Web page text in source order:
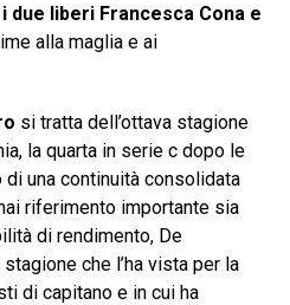
liberi Francesca Cona e
alla maglia e ai
si tratta dell’ottava stagione
la quarta in serie c dopo le
una continuità consolidata
riferimento importante sia
di rendimento, De
che l’ha vista per la
di capitano e in cui ha